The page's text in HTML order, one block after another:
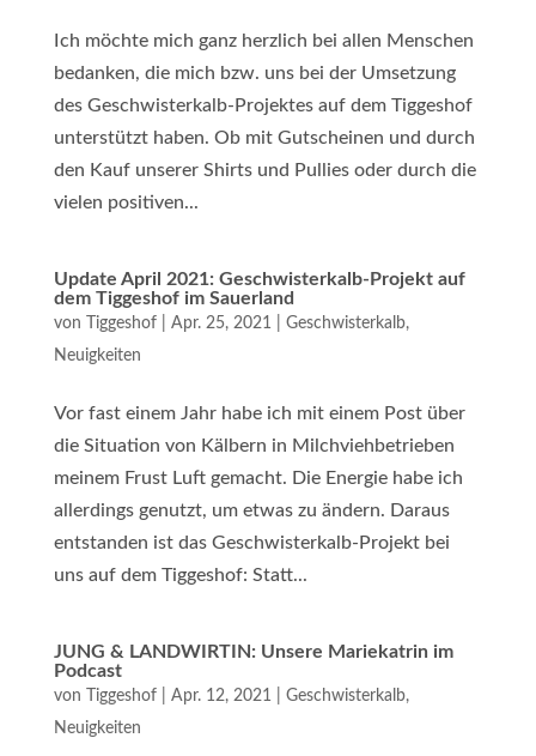
Ich möchte mich ganz herzlich bei allen Menschen
bedanken, die mich bzw. uns bei der Umsetzung
des Geschwisterkalb-Projektes auf dem Tiggeshof
unterstützt haben. Ob mit Gutscheinen und durch
den Kauf unserer Shirts und Pullies oder durch die
vielen positiven...
Update April 2021: Geschwisterkalb-Projekt auf
dem Tiggeshof im Sauerland
von Tiggeshof| Apr. 25, 2021 Geschwisterkalb,
Neuigkeiten
Vor fast einem Jahr habe ich mit einem Post über
die Situation von Kälbern in Milchviehbetrieben
meinem Frust Luft gemacht. Die Energie habe ich
allerdings genutzt, um etwas zu ändern. Daraus
entstanden ist das Geschwisterkalb-Projekt bei
uns auf dem Tiggeshof: Statt...
JUNG & LANDWIRTIN: Unsere Mariekatrin im
Podcast
von Tiggeshof| Apr. 12, 2021 Geschwisterkalb,
Neuigkeiten